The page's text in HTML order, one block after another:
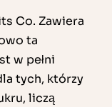
Co. Zawiera
ta
w pełni
tych, którzy
liczą